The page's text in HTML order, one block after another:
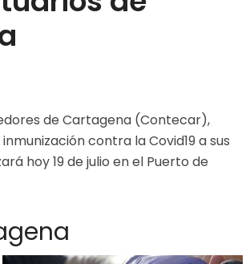
de Cartagena (Contecar),
contra la Covid19 a sus
hoy 19 de julio en el Puerto de